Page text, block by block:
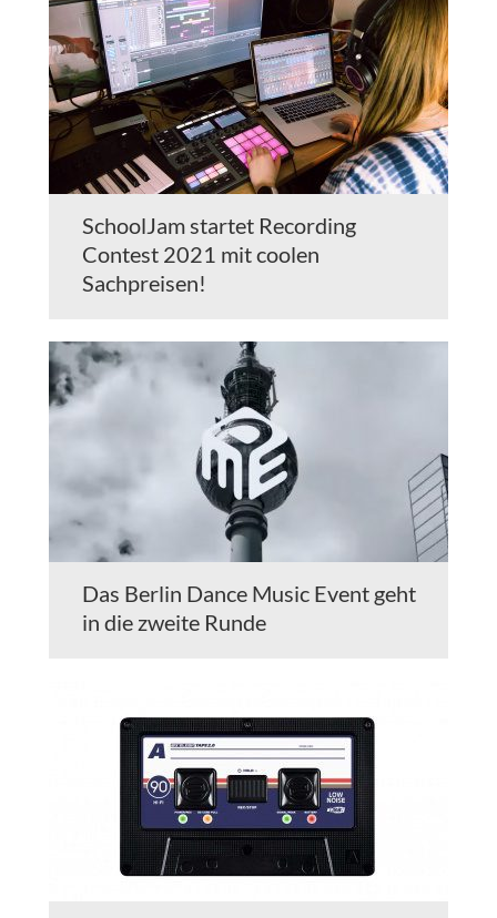
SchoolJam startet Recording
Contest 2021 mit coolen
Sachpreisen!
Das Berlin Dance Music Event geht
in die zweite Runde